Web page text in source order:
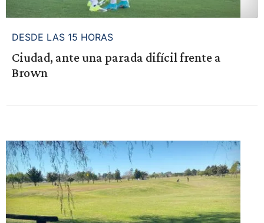
DESDE LAS 15 HORAS
Ciudad, ante una parada difícil frente a
Brown